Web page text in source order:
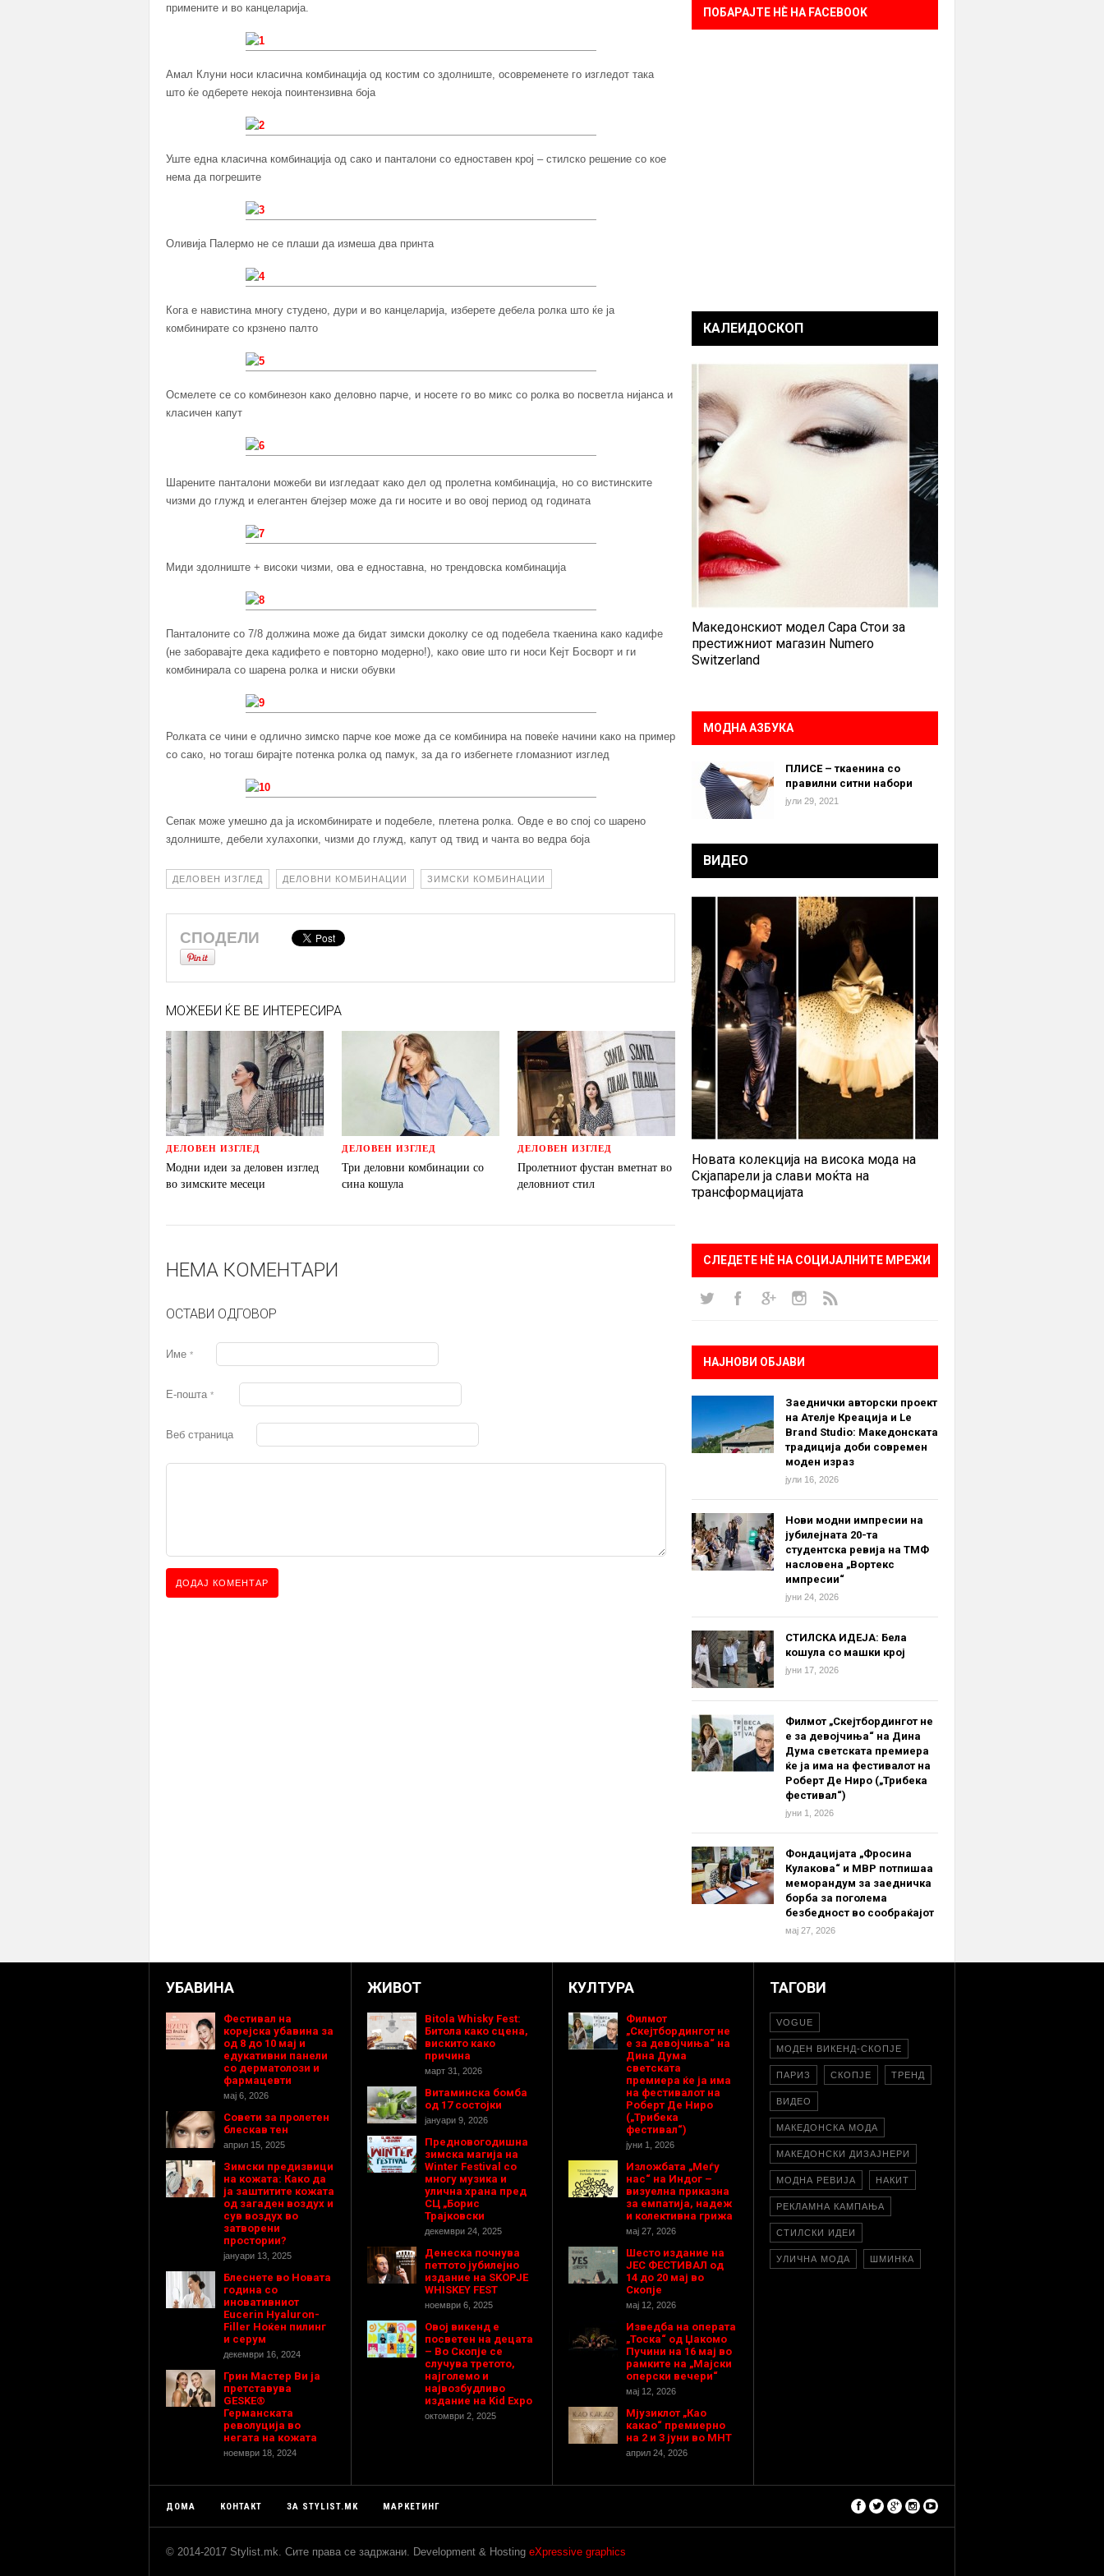
примените и во канцеларија.
Амал Клуни носи класична комбинација од костим со здолниште, осовременете го изгледот така
што ќе одберете некоја поинтензивна боја
Уште една класична комбинација од сако и панталони со едноставен крој – стилско решение со кое
нема да погрешите
Оливија Палермо не се плаши да измеша два принта
Кога е навистина многу студено, дури и во канцеларија, изберете дебела ролка што ќе ја
комбинирате со крзнено палто
Осмелете се со комбинезон како деловно парче, и носете го во микс со ролка во посветла нијанса и
класичен капут
Шарените панталони можеби ви изгледаат како дел од пролетна комбинација, но со вистинските
чизми до глужд и елегантен блејзер може да ги носите и во овој период од годината
Миди здолниште + високи чизми, ова е едноставна, но трендовска комбинација
Панталоните со 7/8 должина може да бидат зимски доколку се од подебела ткаенина како кадифе
(не заборавајте дека кадифето е повторно модерно!), како овие што ги носи Кејт Босворт и ги
комбинирала со шарена ролка и ниски обувки
Ролката се чини е одлично зимско парче кое може да се комбинира на повеќе начини како на пример
со сако, но тогаш бирајте потенка ролка од памук, за да го избегнете гломазниот изглед
Сепак може умешно да ја искомбинирате и подебеле, плетена ролка. Овде е во спој со шарено
здолниште, дебели хулахопки, чизми до глужд, капут од твид и чанта во ведра боја
ДЕЛОВЕН ИЗГЛЕД ДЕЛОВНИ КОМБИНАЦИИ ЗИМСКИ КОМБИНАЦИИ
СПОДЕЛИ
МОЖЕБИ ЌЕ ВЕ ИНТЕРЕСИРА
ДЕЛОВЕН ИЗГЛЕД
Модни идеи за деловен изглед
во зимските месеци
ДЕЛОВЕН ИЗГЛЕД
Три деловни комбинации со
сина кошула
ДЕЛОВЕН ИЗГЛЕД
Пролетниот фустан вметнат во
деловниот стил
НЕМА КОМЕНТАРИ
ОСТАВИ ОДГОВОР
Име *
Е-пошта *
Веб страница
ПОБАРАЈТЕ НÈ НА FACEBOOK
КАЛЕИДОСКОП
Македонскиот модел Сара Стои за
престижниот магазин Numero
Switzerland
МОДНА АЗБУКА
ПЛИСЕ – ткаенина со
правилни ситни набори
јули 29, 2021
ВИДЕО
Новата колекција на висока мода на
Скјапарели ја слави моќта на
трансформацијата
СЛЕДЕТЕ НÈ НА СОЦИЈАЛНИТЕ МРЕЖИ
НАЈНОВИ ОБЈАВИ
Заеднички авторски проект
на Ателје Креација и Le
Brand Studio: Македонската
традиција доби современ
моден израз
јули 16, 2026
Нови модни импресии на
јубилејната 20-та
студентска ревија на ТМФ
насловена „Вортекс
импресии“
јуни 24, 2026
СТИЛСКА ИДЕЈА: Бела
кошула со машки крој
јуни 17, 2026
Филмот „Скејтбордингот не
е за девојчиња“ на Дина
Дума светската премиера
ќе ја има на фестивалот на
Роберт Де Ниро („Трибека
фестивал“)
јуни 1, 2026
Фондацијата „Фросина
Кулакова“ и МВР потпишаа
меморандум за заедничка
борба за поголема
безбедност во сообраќајот
мај 27, 2026
УБАВИНА
Фестивал на
корејска убавина за
од 8 до 10 мај и
едукативни панели
со дерматолози и
фармацевти
мај 6, 2026
Совети за пролетен
блескав тен
април 15, 2025
Зимски предизвици
на кожата: Како да
ја заштитите кожата
од загаден воздух и
сув воздух во
затворени
простории?
јануари 13, 2025
Блеснете во Новата
година со
иновативниот
Eucerin Hyaluron-
Filler Ноќен пилинг
и серум
декември 16, 2024
Грин Мастер Ви ја
претставува
GESKE®
Германската
револуција во
негата на кожата
ноември 18, 2024
ЖИВОТ
Bitola Whisky Fest:
Битола како сцена,
вискито како
причина
март 31, 2026
Витаминска бомба
од 17 состојки
јануари 9, 2026
Предновогодишнa
зимска магија на
Winter Festival со
многу музика и
улична храна пред
СЦ „Борис
Трајковски
декември 24, 2025
Денеска почнува
петтото јубилејно
издание на SKOPJE
WHISKEY FEST
ноември 6, 2025
Овој викенд е
посветен на децата
– Во Скопје се
случува третото,
најголемо и
највозбудливо
издание на Kid Expo
октомври 2, 2025
КУЛТУРА
Филмот
„Скејтбордингот не
е за девојчиња“ на
Дина Дума
светската
премиера ќе ја има
на фестивалот на
Роберт Де Ниро
(„Трибека
фестивал“)
јуни 1, 2026
Изложбата „Меѓу
нас“ на Индог –
визуелна приказна
за емпатија, надеж
и колективна грижа
мај 27, 2026
Шесто издание на
ЈЕС ФЕСТИВАЛ од
14 до 20 мај во
Скопје
мај 12, 2026
Изведба на операта
„Тоска“ од Џакомо
Пучини на 16 мај во
рамките на „Мајски
оперски вечери“
мај 12, 2026
Мјузиклот „Као
какао“ премиерно
на 2 и 3 јуни во МНТ
април 24, 2026
ТАГОВИ
VOGUE
МОДЕН ВИКЕНД-СКОПЈЕ
ПАРИЗ СКОПЈЕ ТРЕНД
ВИДЕО
МАКЕДОНСКА МОДА
МАКЕДОНСКИ ДИЗАЈНЕРИ
МОДНА РЕВИЈА НАКИТ
РЕКЛАМНА КАМПАЊА
СТИЛСКИ ИДЕИ
УЛИЧНА МОДА ШМИНКА
ДОМА КОНТАКТ ЗА STYLIST.MK МАРКЕТИНГ
© 2014-2017 Stylist.mk. Сите права се задржани. Development & Hosting eXpressive graphics